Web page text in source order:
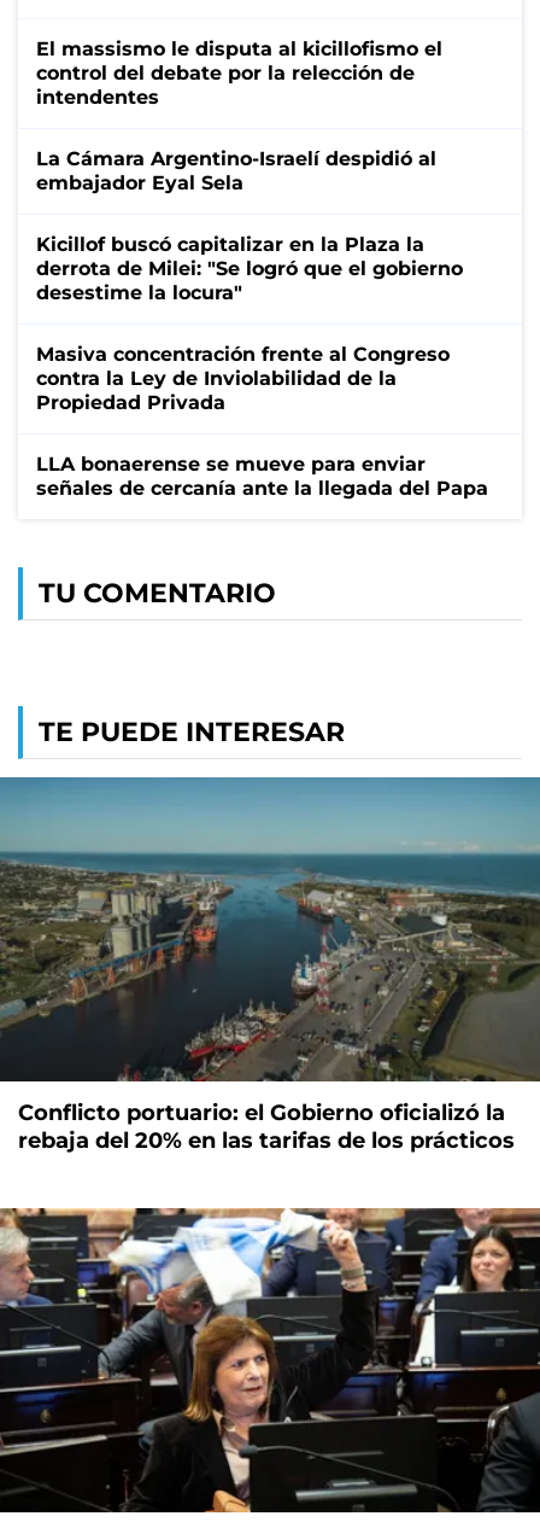
El massismo le disputa al kicillofismo el
control del debate por la relección de
intendentes
La Cámara Argentino-Israelí despidió al
embajador Eyal Sela
Kicillof buscó capitalizar en la Plaza la
derrota de Milei: "Se logró que el gobierno
desestime la locura"
Masiva concentración frente al Congreso
contra la Ley de Inviolabilidad de la
Propiedad Privada
LLA bonaerense se mueve para enviar
señales de cercanía ante la llegada del Papa
TU COMENTARIO
TE PUEDE INTERESAR
Conflicto portuario: el Gobierno oficializó la
rebaja del 20% en las tarifas de los prácticos